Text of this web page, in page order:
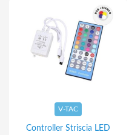
V-TAC
Controller Striscia LED